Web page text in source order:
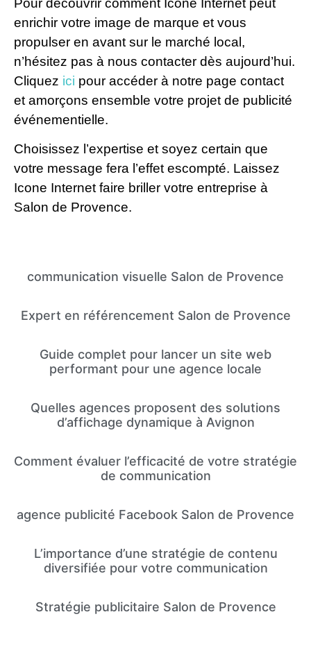
enrichir votre image de marque et vous
propulser en avant sur le marché local,
n’hésitez pas à nous contacter dès aujourd’hui.
Cliquez ici pour accéder à notre page contact
et amorçons ensemble votre projet de publicité
événementielle.
Choisissez l’expertise et soyez certain que
votre message fera l’effet escompté. Laissez
Icone Internet faire briller votre entreprise à
Salon de Provence.
communication visuelle Salon de Provence
Expert en référencement Salon de Provence
Guide complet pour lancer un site web
performant pour une agence locale
Quelles agences proposent des solutions
d’affichage dynamique à Avignon
Comment évaluer l’efficacité de votre stratégie
de communication
agence publicité Facebook Salon de Provence
L’importance d’une stratégie de contenu
diversifiée pour votre communication
Stratégie publicitaire Salon de Provence